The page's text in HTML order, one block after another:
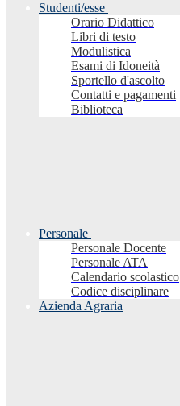
Studenti/esse
Orario Didattico
Libri di testo
Modulistica
Esami di Idoneità
Sportello d'ascolto
Contatti e pagamenti
Biblioteca
Personale
Personale Docente
Personale ATA
Calendario scolastico
Codice disciplinare
Azienda Agraria